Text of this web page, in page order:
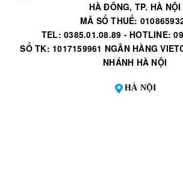
HÀ ĐÔNG, TP. HÀ NỘI
MÃ SỐ THUẾ:
TEL: 0385.01.08.89 - HOTLINE:
SỐ TK: 1017159961 NGÂN HÀNG
NHÁNH HÀ NỘI
HÀ NỘI